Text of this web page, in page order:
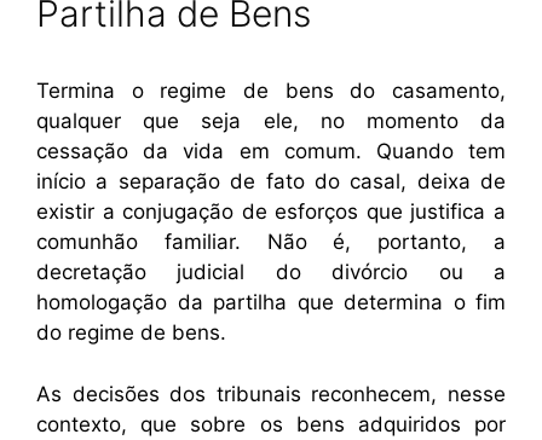
Partilha de Bens
Termina o regime de bens do casamento,
qualquer que seja ele, no momento da
cessação da vida em comum. Quando tem
início a separação de fato do casal, deixa de
existir a conjugação de esforços que justifica a
comunhão familiar. Não é, portanto, a
decretação judicial do divórcio ou a
homologação da partilha que determina o fim
do regime de bens.
As decisões dos tribunais reconhecem, nesse
contexto, que sobre os bens adquiridos por